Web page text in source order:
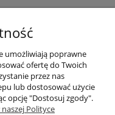
na stronie
umożliwiają poprawne
ofertę do Twoich
przez nas
lub dostosować użycie
opcję "Dostosuj zgody".
Polityce